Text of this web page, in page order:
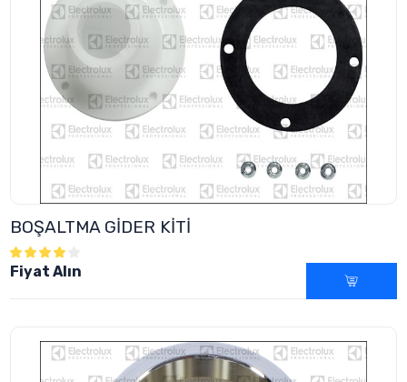
BOŞALTMA GİDER KİTİ
Fiyat Alın